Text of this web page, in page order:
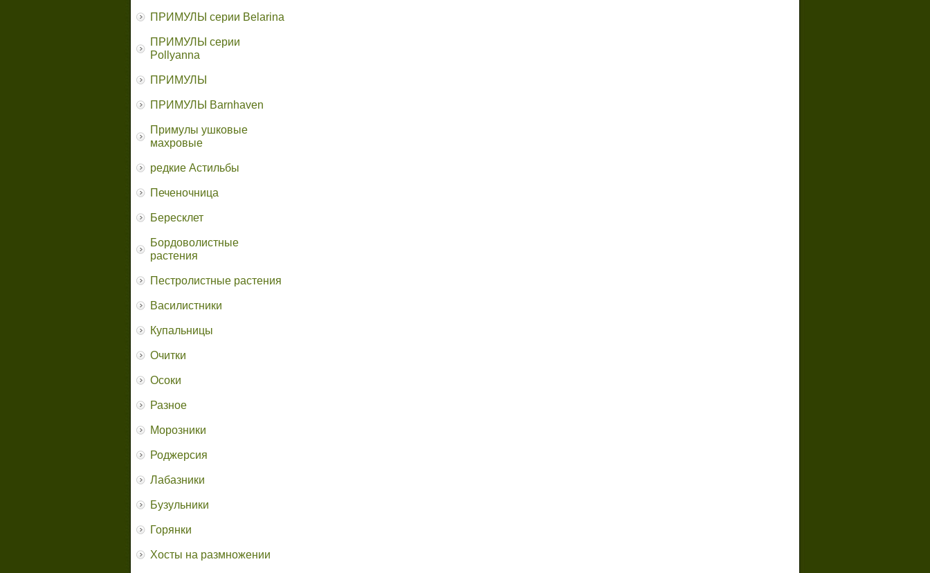
ПРИМУЛЫ серии Belarina
ПРИМУЛЫ серии
Pollyanna
ПРИМУЛЫ
ПРИМУЛЫ Barnhaven
Примулы ушковые
махровые
редкие Астильбы
Печеночница
Бересклет
Бордоволистные
растения
Пестролистные растения
Василистники
Купальницы
Очитки
Осоки
Разное
Морозники
Роджерсия
Лабазники
Бузульники
Горянки
Хосты на размножении